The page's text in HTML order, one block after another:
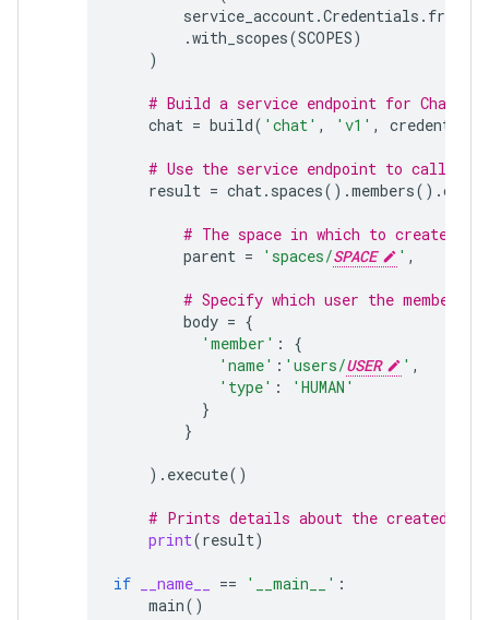
service_account.Credentials .
.with_scopes(SCOPES)
)
# Build a service endpoint for Chat
chat = build( 'chat' , 'v1' , credentials
# Use the service endpoint to call
result = chat. spaces() .members() .
# The space in which to create a
parent = 'spaces/SPACE ' ,
# Specify which user the
body = {
'member' :
{
'name' : 'users/USER ' ,
'type' :
'HUMAN'
}
}
) . execute()
# Prints details about the created
print(result)
if __name__ == '__main__' :
main()